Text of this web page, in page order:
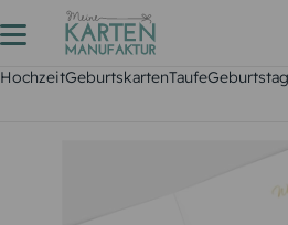
HochzeitGeburtskartenTaufeGeburtstag